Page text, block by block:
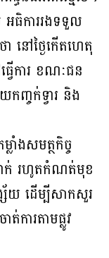
ធិការរងទទួល
នៅថ្ងៃកើតហេតុ
ើការ ខណៈជន
ញ្ចក់ទ្វារ និង
ងសមត្ថកិច្ច
ាក់ រហូតកំណត់មុខ
យ ដើម្បីសាកសួរ
ារតាមផ្លូវ